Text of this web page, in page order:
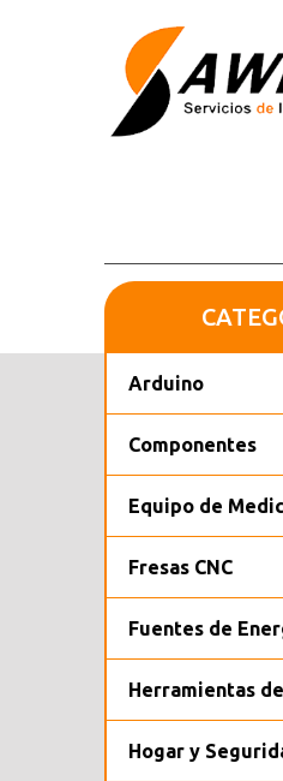
Arduino
Componentes
Equipo de
Fresas CNC
Fuentes de
Herramientas
Hogar y